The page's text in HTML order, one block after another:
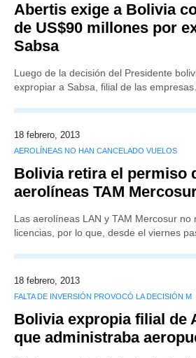
Abertis exige a Bolivia
de US$90 millones por
Sabsa
Luego de la decisión del Presidente
expropiar a Sabsa, filial de las
18 febrero, 2013
AEROLÍNEAS NO HAN CANCELADO VUELOS
Bolivia retira el permiso
aerolíneas TAM
Las aerolíneas LAN y TAM Mercosur no
licencias, por lo que, desde el viernes
18 febrero, 2013
FALTA DE INVERSIÓN PROVOCÓ LA DECISIÓN M
Bolivia expropia filial de
que administraba